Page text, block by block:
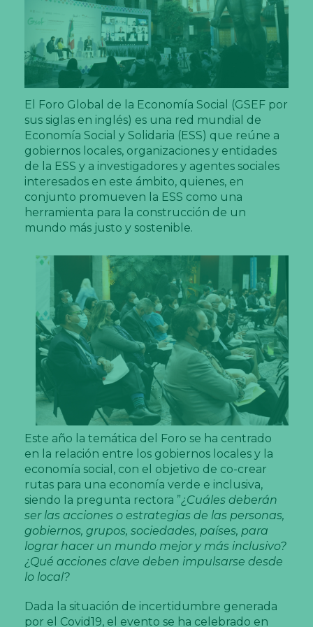
El Foro Global de la Economía Social (GSEF por
sus siglas en inglés) es una red mundial de
Economía Social y Solidaria (ESS) que reúne a
gobiernos locales, organizaciones y entidades
de la ESS y a investigadores y agentes sociales
interesados en este ámbito, quienes, en
conjunto promueven la ESS como una
herramienta para la construcción de un
mundo más justo y sostenible.
Este año la temática del Foro se ha centrado
en la relación entre los gobiernos locales y la
economía social, con el objetivo de co-crear
rutas para una economía verde e inclusiva,
siendo la pregunta rectora ”¿Cuáles deberán
ser las acciones o estrategias de las personas,
gobiernos, grupos, sociedades, países, para
lograr hacer un mundo mejor y más inclusivo?
¿Qué acciones clave deben impulsarse desde
lo local?
Dada la situación de incertidumbre generada
por el Covid19, el evento se ha celebrado en